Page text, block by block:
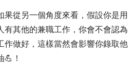
果從另一個角度來看，假設你是用
有其他的兼職工作，你會不會認為
作做好，這樣當然會影響你錄取他
💪！